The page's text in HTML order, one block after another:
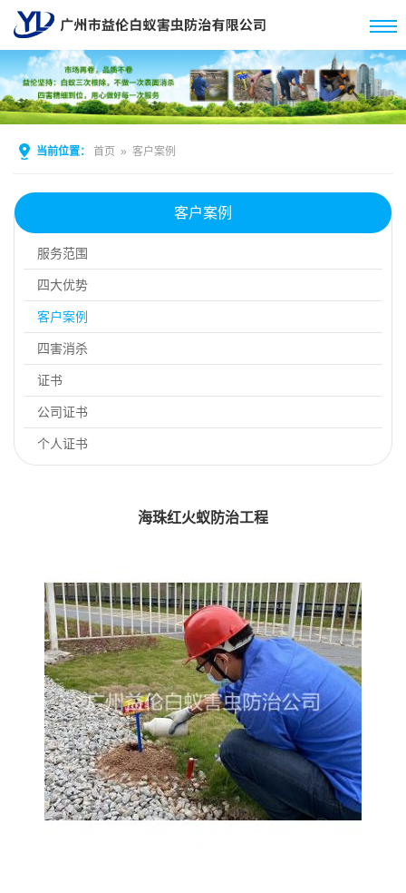
当前位置： 首页 » 客户案例
客户案例
服务范围
四大优势
客户案例
四害消杀
证书
公司证书
个人证书
海珠红火蚁防治工程